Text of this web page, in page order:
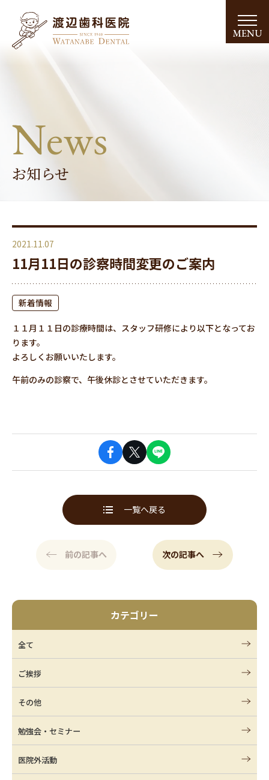
MENU
お知らせ
News
2021.11.07
11月11日の診察時間変更のご案内
新着情報
１１月１１日の診療時間は、スタッフ研修により以下となってお
ります。
よろしくお願いいたします。
午前のみの診察で、午後休診とさせていただきます。
一覧へ戻る
前の記事へ 次の記事へ
カテゴリー
全て
ご挨拶
その他
勉強会・セミナー
医院外活動